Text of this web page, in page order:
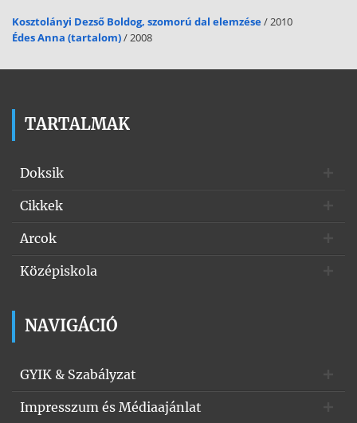
Kosztolányi Dezső Boldog, szomorú dal elemzése/ 2010
Édes Anna (tartalom)/ 2008
TARTALMAK
Doksik
Cikkek
Arcok
Középiskola
NAVIGÁCIÓ
GYIK & Szabályzat
Impresszum és Médiaajánlat